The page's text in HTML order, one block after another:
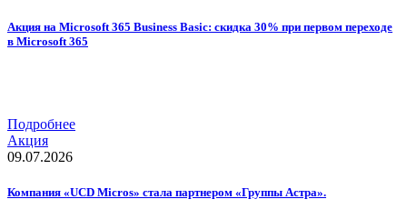
Акция на Microsoft 365 Business Basic: скидка 30% при первом переходе
в Microsoft 365
Подробнее
Акция
09.07.2026
Компания «UCD Micros» стала партнером «Группы Астра».